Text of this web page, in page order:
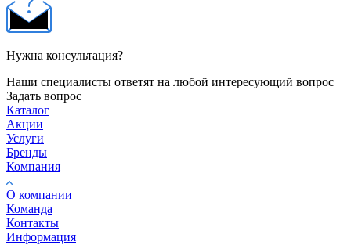
Нужна консультация?
Наши специалисты ответят на любой интересующий вопрос
Задать вопрос
Каталог
Акции
Услуги
Бренды
Компания
О компании
Команда
Контакты
Информация